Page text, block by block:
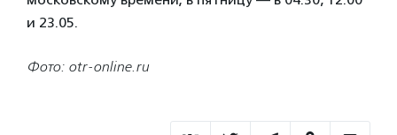
и 23.05.
Фото: otr-online.ru